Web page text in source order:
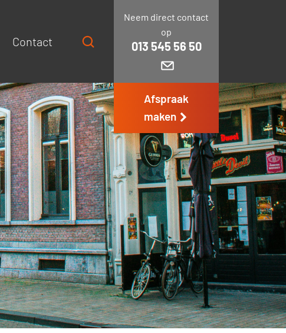
Contact
Neem direct contact
op
013 545 56 50
Afspraak
maken